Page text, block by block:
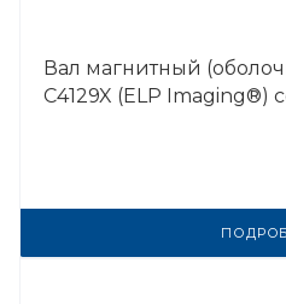
Вал магнитный
C4129X (ELP Imaging®)